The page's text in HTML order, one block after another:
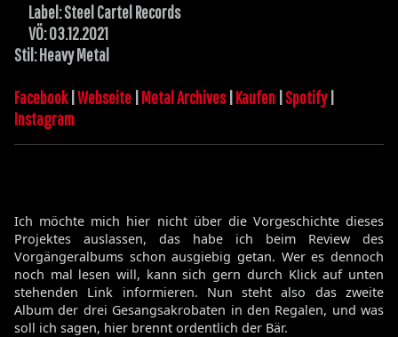
Label: Steel Cartel Records
VÖ: 03.12.2021
Stil: Heavy Metal
Facebook|Webseite | Metal Archives| Kaufen |Spotify|
Instagram
Ich möchte mich hier nicht über die Vorgeschichte dieses
Projektes auslassen, das habe ich beim Review des
Vorgängeralbums schon ausgiebig getan. Wer es dennoch
noch mal lesen will, kann sich gern durch Klick auf unten
stehenden Link informieren. Nun steht also das zweite
Album der drei Gesangsakrobaten in den Regalen, und was
soll ich sagen, hier brennt ordentlich der Bär.